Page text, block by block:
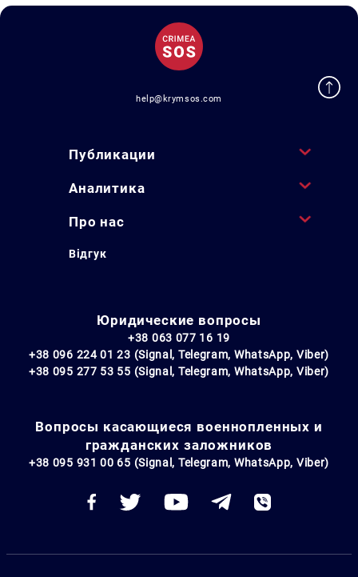
help@krymsos.com
Публикации
Аналитика
Про нас
Відгук
Юридические вопросы
+38 063 077 16 19
+38 096 224 01 23 (Signal, Telegram, WhatsApp, Viber)
+38 095 277 53 55 (Signal, Telegram, WhatsApp, Viber)
Вопросы касающиеся военнопленных и
гражданских заложников
+38 095 931 00 65 (Signal, Telegram, WhatsApp, Viber)